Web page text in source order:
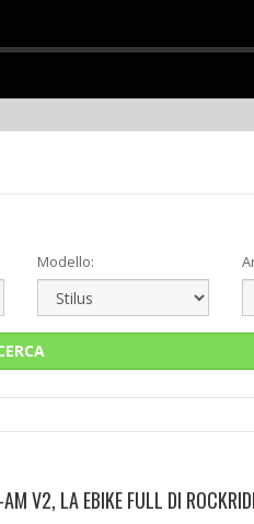
Modello:
V2, LA EBIKE FULL DI